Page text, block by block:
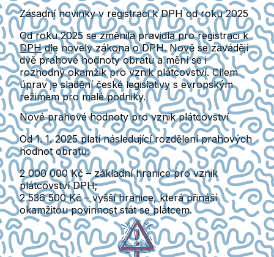
Zásadní novinky v registraci k DPH od roku 2025
Od roku 2025 se změnila pravidla pro registraci k
DPHdle novely zákona o DPH. Nově se zavádějí
dvě prahové hodnoty obratua mění se i
rozhodný okamžik pro vznik plátcovství. Cílem
úprav je sladění české legislativy s evropským
režimem pro malé podniky.
Nové prahové hodnoty pro vznik plátcovství
Od 1. 1. 2025 platí následující rozdělení prahových
hodnot obratu:
2 000 000 Kč– základní hranice pro vznik
plátcovství DPH;
2 536 500 Kč– vyšší hranice, která přináší
okamžitou povinnost stát se plátcem.